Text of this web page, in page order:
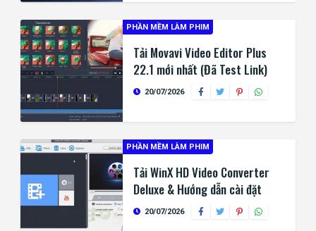
PHẦN MỀM LÀM PHIM
Tải Movavi Video Editor Plus
22.1 mới nhất (Đã Test Link)
20/07/2026
PHẦN MỀM LÀM PHIM
Tải WinX HD Video Converter
Deluxe & Hướng dẫn cài đặt
20/07/2026